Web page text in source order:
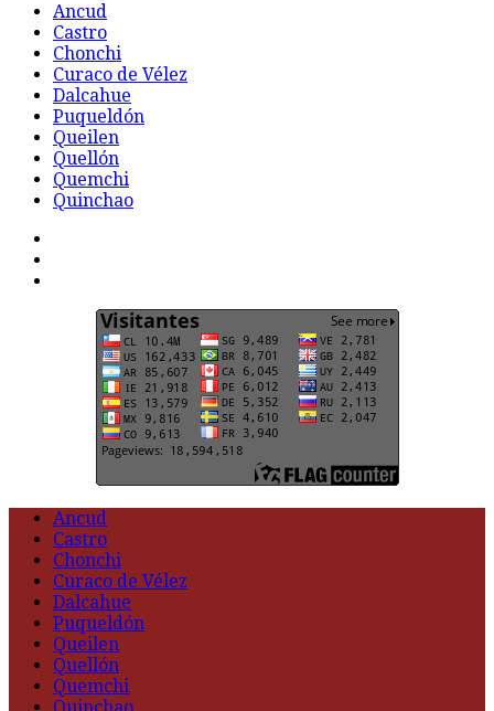
Ancud
Castro
Chonchi
Curaco de Vélez
Dalcahue
Puqueldón
Queilen
Quellón
Quemchi
Quinchao
Ancud
Castro
Chonchi
Curaco de Vélez
Dalcahue
Puqueldón
Queilen
Quellón
Quemchi